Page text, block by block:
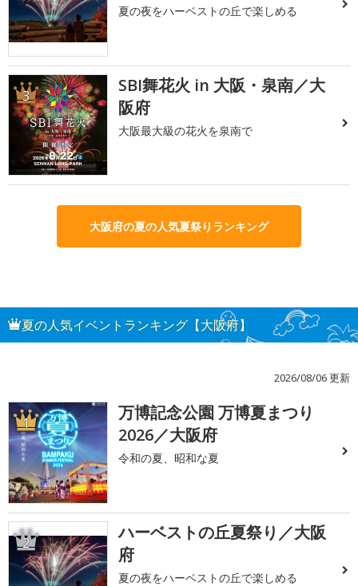
夏の夜をハーベストの丘で楽しめる
3
SBI舞花火 in 大阪・泉南／大
阪府
大阪最大級の花火を泉南で
大阪府の夏の人気夏祭りランキング
夏の人気イベントランキング【大阪府】
2026/08/06 更新
1
万博記念公園 万博夏まつり
2026／大阪府
令和の夏、昭和な夏
2
ハーベストの丘夏祭り／大阪
府
夏の夜をハーベストの丘で楽しめる